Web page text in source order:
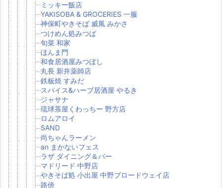
ミッキー飯店
YAKISOBA & GROCERIES 一服
神保町やきそば 威風 みかさ
つけめん処みつば
旬菜 和家
ほんま門
和食居酒屋みつぼし
丸長 新井薬師店
鉄板焼 すみだ
スパイス&ハーブ居酒屋 やるき
ジャサナ
琉球茶屋くわっちー 野方店
ロムアロイ
SAND
尚ちゃんラーメン
an まかないフェス
ラザ ダイニング＆バー
マドリード 中野店
やきそば処 小出屋 中野ブロードウェイ店
路傍